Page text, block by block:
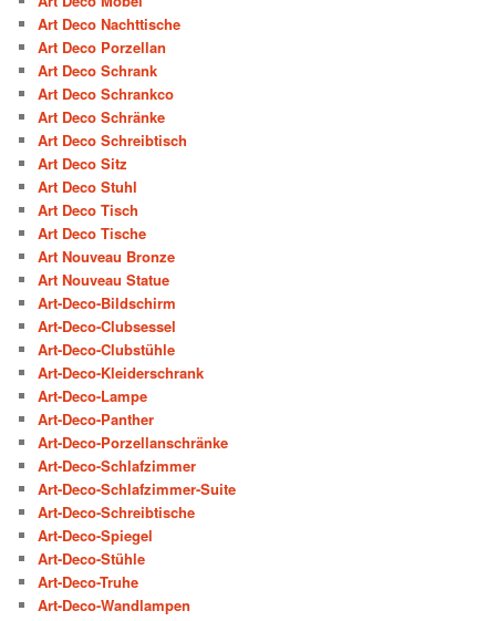
Art Deco Nachttische
Art Deco Porzellan
Art Deco Schrank
Art Deco Schrankco
Art Deco Schränke
Art Deco Schreibtisch
Art Deco Sitz
Art Deco Stuhl
Art Deco Tisch
Art Deco Tische
Art Nouveau Bronze
Art Nouveau Statue
Art-Deco-Bildschirm
Art-Deco-Clubsessel
Art-Deco-Clubstühle
Art-Deco-Kleiderschrank
Art-Deco-Lampe
Art-Deco-Panther
Art-Deco-Porzellanschränke
Art-Deco-Schlafzimmer
Art-Deco-Schlafzimmer-Suite
Art-Deco-Schreibtische
Art-Deco-Spiegel
Art-Deco-Stühle
Art-Deco-Truhe
Art-Deco-Wandlampen